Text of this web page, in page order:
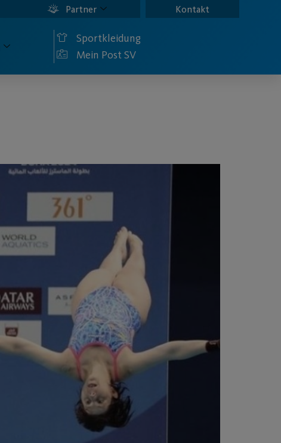
Partner Kontakt
Sportkleidung
Mein Post SV